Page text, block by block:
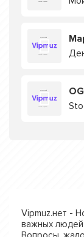
Vipmuz.нет -
важных людей